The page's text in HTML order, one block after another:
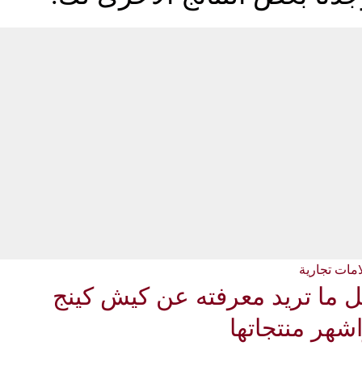
تجارية
ما تريد معرفته عن كيش كينج
منتجاتها